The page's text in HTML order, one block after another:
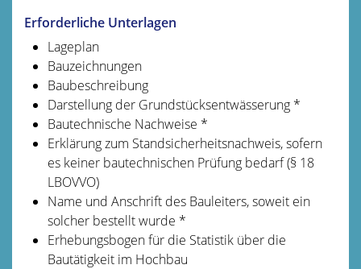
Erforderliche Unterlagen
Lageplan
Bauzeichnungen
Baubeschreibung
Darstellung der Grundstücksentwässerung *
Bautechnische Nachweise *
Erklärung zum Standsicherheitsnachweis, sofern
es keiner bautechnischen Prüfung bedarf (§ 18
LBOVVO)
Name und Anschrift des Bauleiters, soweit ein
solcher bestellt wurde *
Erhebungsbogen für die Statistik über die
Bautätigkeit im Hochbau